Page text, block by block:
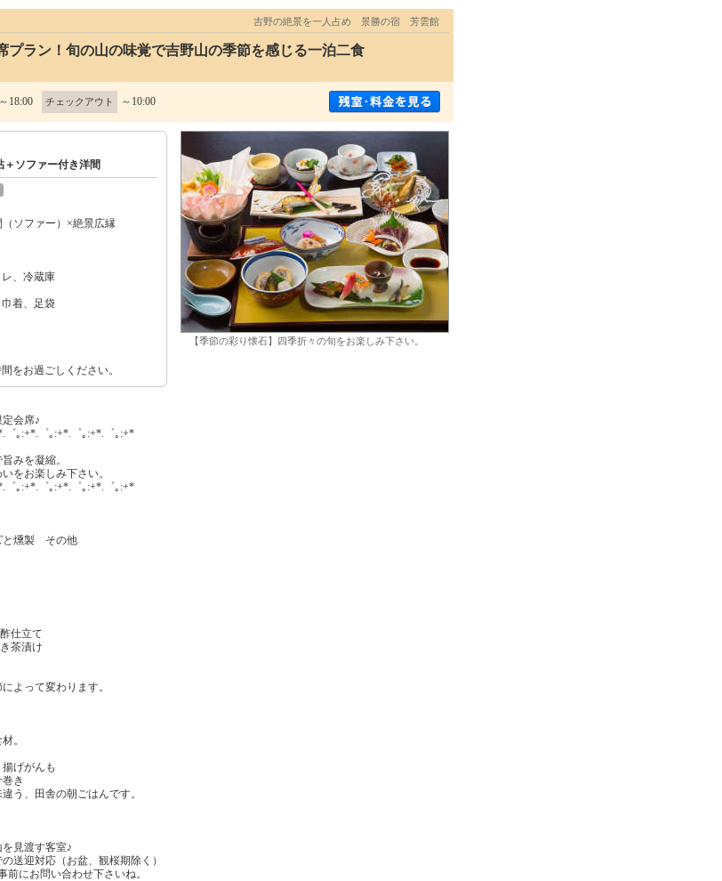
吉野の絶景を一人占め 景勝の宿 芳雲館
プラン！旬の山の味覚で吉野山の季節を感じる一泊二食
18:00 チェックアウト ～10:00
＋ソファー付き洋間
ソファー）×絶景広縁
、冷蔵庫
着、足袋
をお過ごしください。
【季節の彩り懐石】四季折々の旬をお楽しみ下さい。
会席♪
゜｡:+*.゜｡:+*.゜｡:+*.゜｡:+*
みを凝縮。
をお楽しみ下さい。
゜｡:+*.゜｡:+*.゜｡:+*.゜｡:+*
燻製 その他
仕立て
き茶漬け
よって変わります。
。
げがんも
き
う、田舎の朝ごはんです。
見渡す客室♪
送迎対応（お盆、観桜期除く）
にお問い合わせ下さいね。